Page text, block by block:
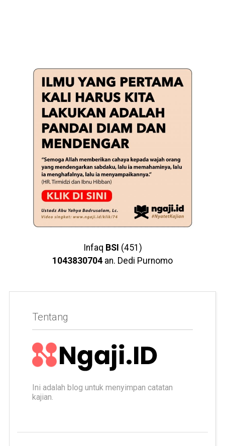
Infaq BSI (451)
1043830704 an. Dedi Purnomo
Tentang
Ini adalah blog untuk menyimpan catatan
kajian.